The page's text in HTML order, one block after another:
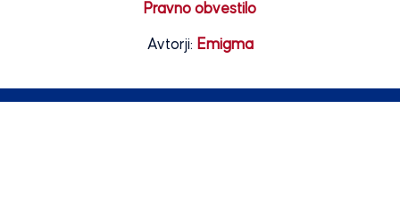
Pravno obvestilo
Avtorji: Emigma